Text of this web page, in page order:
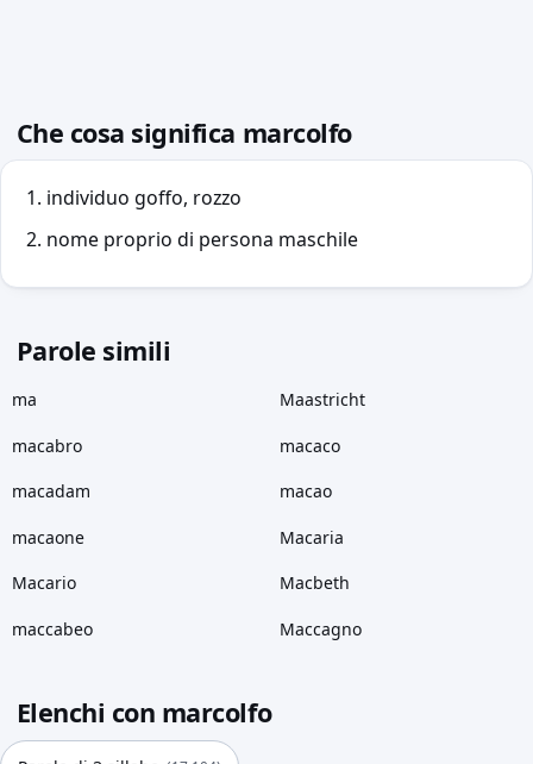
Che cosa significa marcolfo
individuo goffo, rozzo
nome proprio di persona maschile
Parole simili
ma Maastricht
macabro macaco
macadam macao
macaone Macaria
Macario Macbeth
maccabeo Maccagno
Elenchi con marcolfo